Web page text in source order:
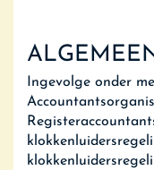
Ingevolge onder